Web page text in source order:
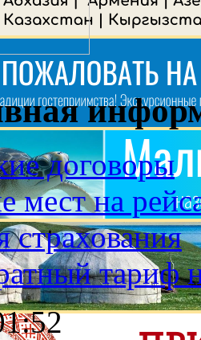
договоры
мест на
страхования
тариф